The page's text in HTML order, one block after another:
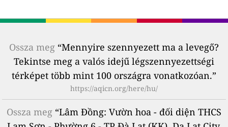
Ossza meg “Mennyire szennyezett ma a levegő?
Tekintse meg a valós idejű légszennyezettségi
térképet több mint 100 országra vonatkozóan.”
https://aqicn.org/here/hu/
Ossza meg “Lâm Đồng: Vườn hoa - đối diện THCS